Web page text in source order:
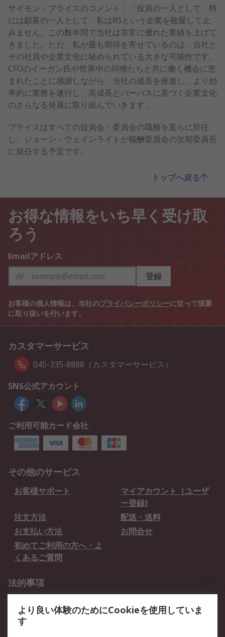
サイモン・プライスのコメント：「役員の一人として、時
には顧客の一人として、私はRSという企業を敬愛して止
みません。この数年間で当社は非常に優れた業績を上げて
きました。ただ、私が最も期待を寄せているのは、当社と
その社員や企業文化に秘められている大きな可能性です。
CFOのイーガン氏や世界中の同僚たちと共に働く機会に恵
まれたことに感謝しながら、当社の成長を推進し、より効
率的に業務を遂行し、高成長とパーパスに基づく企業文化
のさらなる発展に取り組んでいきます」
プライスはすべての役員会・委員会の職務を直ちに辞任
し、ジョーン・ウェインライトが報酬委員会の次期委員長
に就任する予定です。
トップへ戻る
お得な情報をいち早く受け取
ろう
Emailアドレス
登録
お客様の個人情報は、当社のプライバシーポリシーに従って慎重
に取り扱いを行います。
カスタマーサービス
045-335-8888（カスタマーサービス）
SNS公式アカウント
ご利用可能カード会社
その他のサービス
お客様サポート
マイアカウント（ユーザ
ー登録)
注文方法
配送・送料
お支払い方法
お問合せ
初めてご利用の方へ・よ
くあるご質問
法的事項
クッキーポリシー
より良い体験のためにCookieを使用していま
す